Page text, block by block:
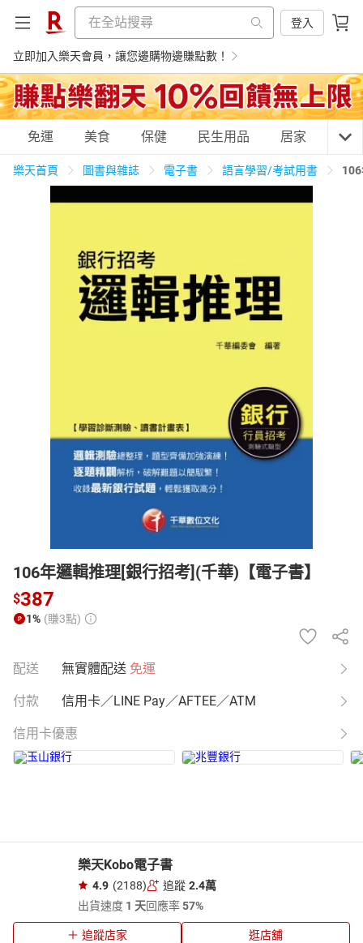
登入
立即加入樂天會員，讓您邊購物邊賺點數！
購物網分類
3C家電 運動休閒
化妝保養
日本購物 電子/紙本書
HOT
免運 美食 保健 民生用品 居家 3C
樂天首頁 圖書與雜誌 電子書 語言學習/考試用書
106年邏輯推理[銀行招考](千華)【電子書】
$387
1% (賺3點)
配送 無實體配送 免運
付款 信用卡／LINE Pay／AFTEE／ATM
信用卡優惠
樂天Kobo電子書
4.9 (2188) 追蹤 2.4萬
出貨速度 1 天回應率57%
追蹤店家 逛店舖